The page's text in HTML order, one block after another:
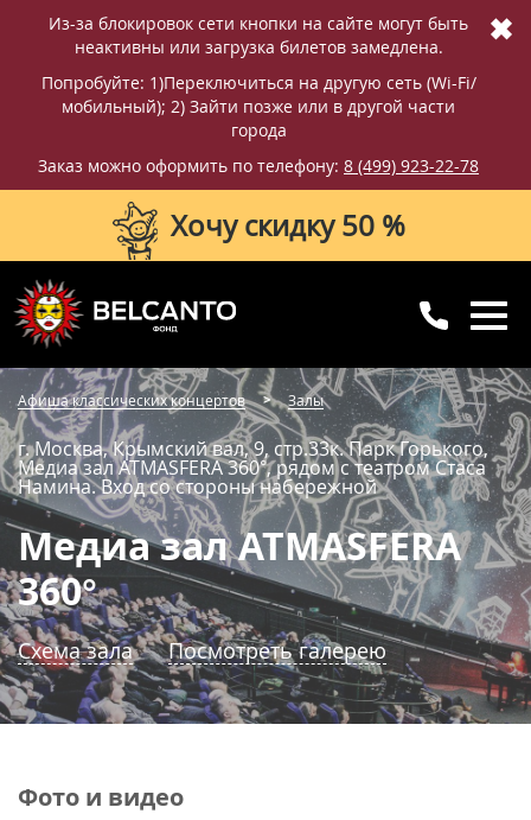
Из-за блокировок сети кнопки на сайте могут быть
неактивны или загрузка билетов замедлена.
Попробуйте: 1)Переключиться на другую сеть (Wi-Fi/
мобильный); 2) Зайти позже или в другой части
города
Заказ можно оформить по телефону: 8 (499) 923-22-78
✖
Хочу скидку 50 %
8 (499) 923-22-78
с 10:00 до 20:00
8 (800) 770-09-71
для регионов
Афиша классических концертов Залы
г. Москва, Крымский вал, 9, стр.33к. Парк Горького,
Медиа зал ATMASFERA 360°, рядом с театром Стаса
Намина. Вход со стороны набережной
Медиа зал ATMASFERA
360°
Схема зала Посмотреть галерею
Фото и видео